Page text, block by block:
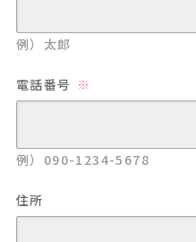
例）太郎
電話番号
例）090-1234-5678
住所